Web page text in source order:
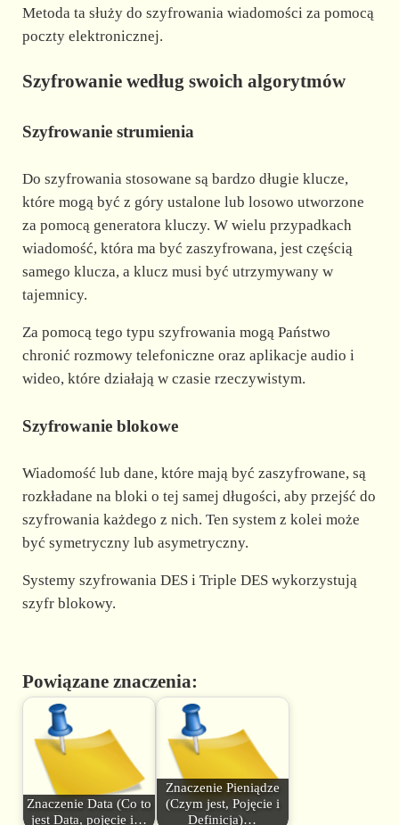
Metoda ta służy do szyfrowania wiadomości za pomocą
poczty elektronicznej.
Szyfrowanie według swoich algorytmów
Szyfrowanie strumienia
Do szyfrowania stosowane są bardzo długie klucze,
które mogą być z góry ustalone lub losowo utworzone
za pomocą generatora kluczy. W wielu przypadkach
wiadomość, która ma być zaszyfrowana, jest częścią
samego klucza, a klucz musi być utrzymywany w
tajemnicy.
Za pomocą tego typu szyfrowania mogą Państwo
chronić rozmowy telefoniczne oraz aplikacje audio i
wideo, które działają w czasie rzeczywistym.
Szyfrowanie blokowe
Wiadomość lub dane, które mają być zaszyfrowane, są
rozkładane na bloki o tej samej długości, aby przejść do
szyfrowania każdego z nich. Ten system z kolei może
być symetryczny lub asymetryczny.
Systemy szyfrowania DES i Triple DES wykorzystują
szyfr blokowy.
Powiązane znaczenia:
Znaczenie Data (Co to
jest Data, pojęcie i…
Znaczenie Pieniądze
(Czym jest, Pojęcie i
Definicja)…